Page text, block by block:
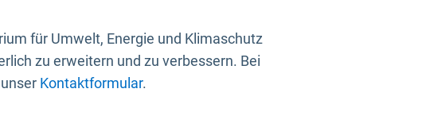
für Umwelt, Energie und Klimaschutz
zu erweitern und zu verbessern. Bei
Kontaktformular.